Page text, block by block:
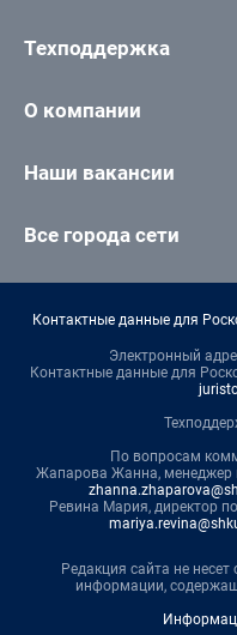
Техподдержка
О компании
Наши вакансии
Все города сети
Контактные данные для
Электронный
Контактные данные для
По вопросам
Жапарова Жанна, менеджер
Ревина Мария, директор
Редакция сайта не несет
информации,